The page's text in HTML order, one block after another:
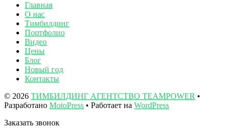
Главная
О нас
Тимбилдинг
Портфолио
Видео
Цены
Блог
Новый год
Контакты
© 2026 ТИМБИЛДИНГ АГЕНТСТВО TEAMPOWER •
Разработано MotoPress • Работает на WordPress
Заказать звонок